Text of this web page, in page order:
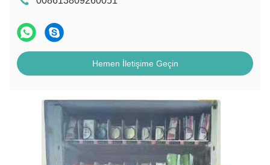
Hemen İletişime Geçin